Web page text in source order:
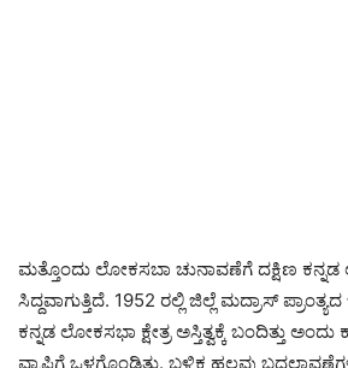
ಮತ್ತೊಂದು ಲೋಕಸಬಾ ಚುನಾವಣೆಗೆ ದಕ್ಷಿಣ ಕನ್ನಡ
ಸಿದ್ದವಾಗುತ್ತಿದೆ. 1952 ರಲ್ಲಿ ಜಿಲ್ಲೆ ಮದ್ರಾಸ್
ಕನ್ನಡ ಲೋಕಸಭಾ ಕ್ಷೇತ್ರ ಅಸ್ತಿತ್ವಕ್ಕೆ ಬಂದಿತ್ತು ಅಂದು
ವ್ಯಾಪ್ತಿಗೆ ಒಳಗೊಂಡಿತ್ತು. ಬಳಿಕ ಹಲವು